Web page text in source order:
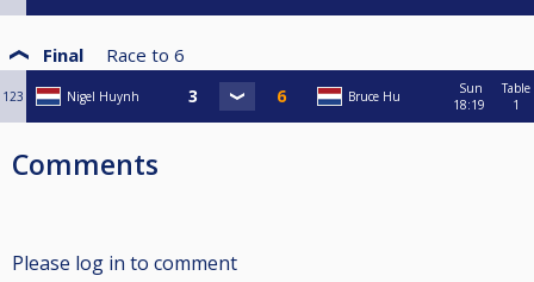
Final Race to 6
123 Nigel Huynh Bruce Hu
Sun
18:19
Table
1
Comments
Please log in to comment